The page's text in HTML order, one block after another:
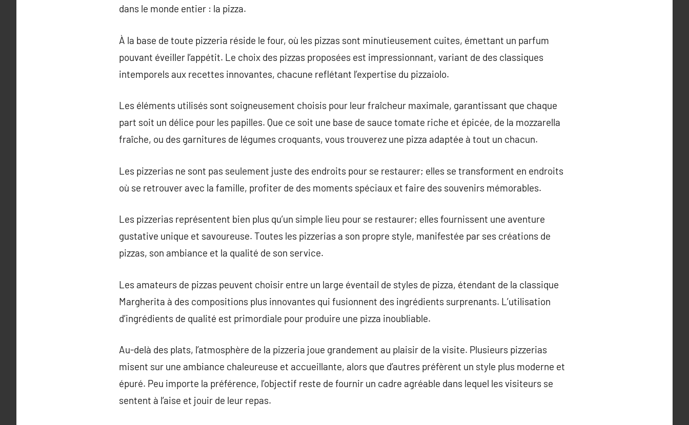
dans le monde entier : la pizza.
À la base de toute pizzeria réside le four, où les pizzas sont minutieusement cuites, émettant un parfum
pouvant éveiller l’appétit. Le choix des pizzas proposées est impressionnant, variant de des classiques
intemporels aux recettes innovantes, chacune reflétant l’expertise du pizzaiolo.
Les éléments utilisés sont soigneusement choisis pour leur fraîcheur maximale, garantissant que chaque
part soit un délice pour les papilles. Que ce soit une base de sauce tomate riche et épicée, de la mozzarella
fraîche, ou des garnitures de légumes croquants, vous trouverez une pizza adaptée à tout un chacun.
Les pizzerias ne sont pas seulement juste des endroits pour se restaurer; elles se transforment en endroits
où se retrouver avec la famille, profiter de des moments spéciaux et faire des souvenirs mémorables.
Les pizzerias représentent bien plus qu’un simple lieu pour se restaurer; elles fournissent une aventure
gustative unique et savoureuse. Toutes les pizzerias a son propre style, manifestée par ses créations de
pizzas, son ambiance et la qualité de son service.
Les amateurs de pizzas peuvent choisir entre un large éventail de styles de pizza, étendant de la classique
Margherita à des compositions plus innovantes qui fusionnent des ingrédients surprenants. L’utilisation
d’ingrédients de qualité est primordiale pour produire une pizza inoubliable.
Au-delà des plats, l’atmosphère de la pizzeria joue grandement au plaisir de la visite. Plusieurs pizzerias
misent sur une ambiance chaleureuse et accueillante, alors que d’autres préfèrent un style plus moderne et
épuré. Peu importe la préférence, l’objectif reste de fournir un cadre agréable dans lequel les visiteurs se
sentent à l’aise et jouir de leur repas.